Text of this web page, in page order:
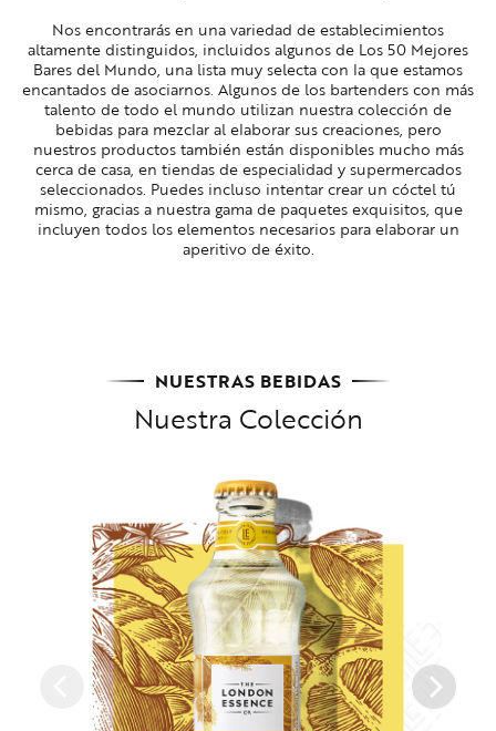
Nos encontrarás en una variedad de establecimientos
altamente distinguidos, incluidos algunos de Los 50 Mejores
Bares del Mundo, una lista muy selecta con la que estamos
encantados de asociarnos. Algunos de los bartenders con más
talento de todo el mundo utilizan nuestra colección de
bebidas para mezclar al elaborar sus creaciones, pero
nuestros productos también están disponibles mucho más
cerca de casa, en tiendas de especialidad y supermercados
seleccionados. Puedes incluso intentar crear un cóctel tú
mismo, gracias a nuestra gama de paquetes exquisitos, que
incluyen todos los elementos necesarios para elaborar un
aperitivo de éxito.
NUESTRAS BEBIDAS
Nuestra Colección